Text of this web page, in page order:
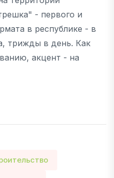
- первого и
в республике - в
трижды в день. Как
акцент - на